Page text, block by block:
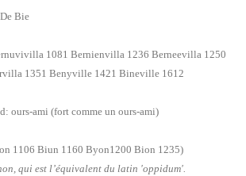
Bie
1081 Bernienvilla 1236 Berneevilla 1250
1351 Benyville 1421 Bineville 1612
ours-ami (fort comme un ours-ami)
1106 Biun 1160 Byon1200 Bion 1235)
qui est l’équivalent du latin 'oppidum'.